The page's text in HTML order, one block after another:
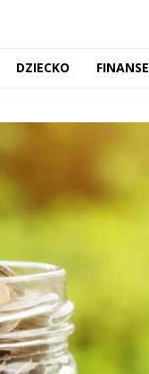
DZIECKO FINANSE